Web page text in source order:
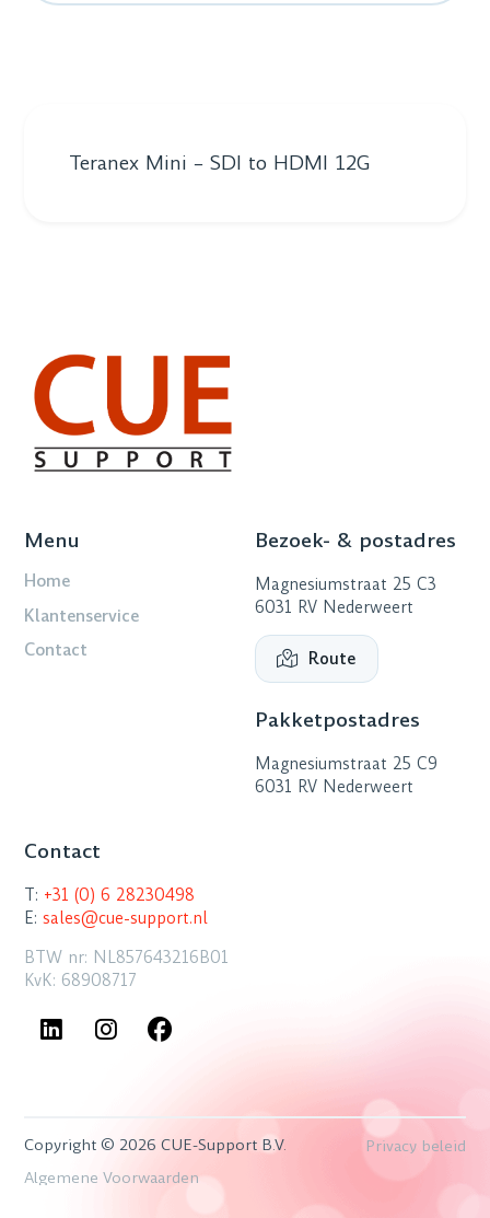
Teranex Mini – SDI to HDMI 12G
Menu
Home
Klantenservice
Contact
Bezoek- & postadres
Magnesiumstraat 25 C3
6031 RV Nederweert
Route
Pakketpostadres
Magnesiumstraat 25 C9
6031 RV Nederweert
Contact
T: +31 (0) 6 28230498
E:sales@cue-support.nl
BTW nr: NL857643216B01
KvK: 68908717
Copyright © 2026 CUE-Support B.V.
Privacy beleid
Algemene Voorwaarden